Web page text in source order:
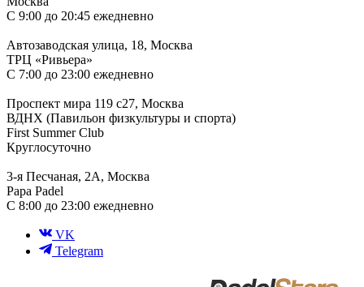
С 9:00 до 20:45 ежедневно
Автозаводская улица, 18, Москва
ТРЦ «Ривьера»
С 7:00 до 23:00 ежедневно
Проспект мира 119 с27, Москва
ВДНХ (Павильон физкультуры и спорта)
First Summer Club
Круглосуточно
3-я Песчаная, 2А, Москва
Papa Padel
С 8:00 до 23:00 ежедневно
VK
Telegram